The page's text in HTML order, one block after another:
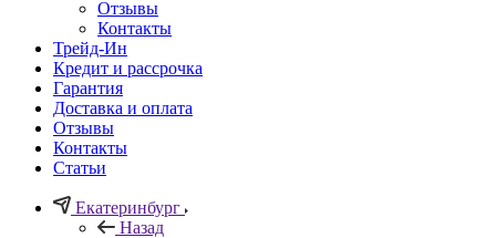
Отзывы
Контакты
Трейд-Ин
Кредит и рассрочка
Гарантия
Доставка и оплата
Отзывы
Контакты
Статьи
Екатеринбург
Назад